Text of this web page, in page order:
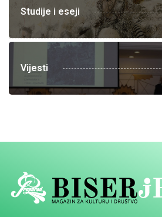
Studije i eseji
Vijesti